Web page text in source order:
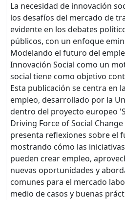
La necesidad de innovación
los desafíos del mercado de
evidente en los debates
públicos, con un enfoque
Modelando el futuro del
Innovación Social como un
social tiene como objetivo
Esta publicación se centra en
empleo, desarrollado por la
dentro del proyecto europeo
Driving Force of Social Change
presenta reflexiones sobre el
mostrando cómo las
pueden crear empleo,
nuevas oportunidades y
comunes para el mercado
medio de casos y buenas